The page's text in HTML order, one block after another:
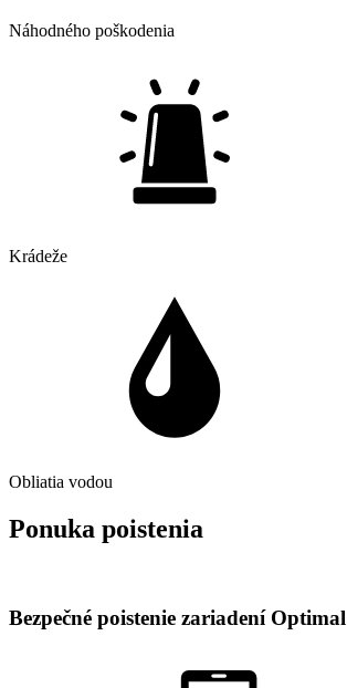
Náhodného poškodenia
Krádeže
Obliatia vodou
Ponuka poistenia
Bezpečné poistenie zariadení Optimal